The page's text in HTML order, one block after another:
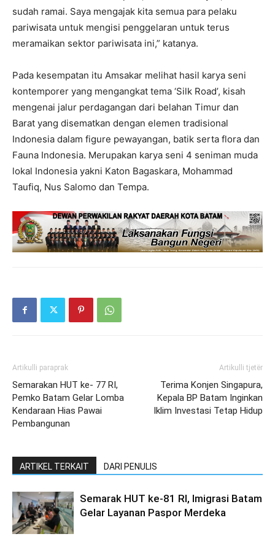
sudah ramai. Saya mengajak kita semua para pelaku
pariwisata untuk mengisi penggelaran untuk terus
meramaikan sektor pariwisata ini,” katanya.
Pada kesempatan itu Amsakar melihat hasil karya seni
kontemporer yang mengangkat tema ‘Silk Road’, kisah
mengenai jalur perdagangan dari belahan Timur dan
Barat yang disematkan dengan elemen tradisional
Indonesia dalam figure pewayangan, batik serta flora dan
Fauna Indonesia. Merupakan karya seni 4 seniman muda
lokal Indonesia yakni Katon Bagaskara, Mohammad
Taufiq, Nus Salomo dan Tempa.
Artikulli paraprak
Semarakan HUT ke- 77 RI,
Pemko Batam Gelar Lomba
Kendaraan Hias Pawai
Pembangunan
Artikulli tjetër
Terima Konjen Singapura,
Kepala BP Batam Inginkan
Iklim Investasi Tetap Hidup
ARTIKEL TERKAIT DARI PENULIS
Semarak HUT ke-81 RI, Imigrasi Batam
Gelar Layanan Paspor Merdeka